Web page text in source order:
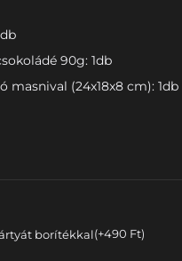
90g: 1db
masnival (24x18x8 cm): 1db
borítékkal(+490 Ft)